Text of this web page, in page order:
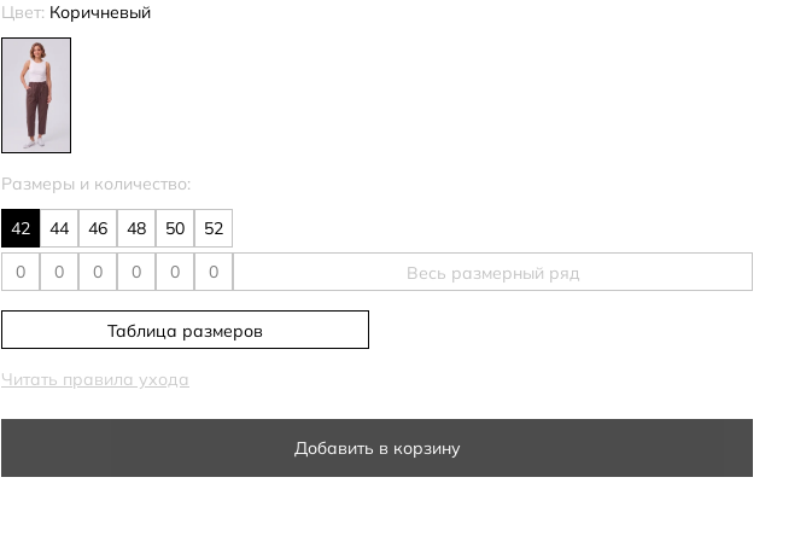
Цвет: Коричневый
Размеры и количество:
42 44 46 48 50 52
Весь размерный ряд
Таблица размеров
Читать правила ухода
Добавить в корзину